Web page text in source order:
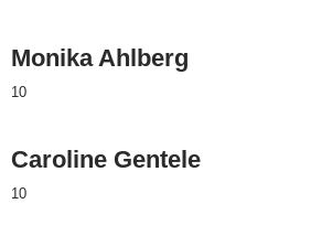
Monika Ahlberg
10
Caroline Gentele
10